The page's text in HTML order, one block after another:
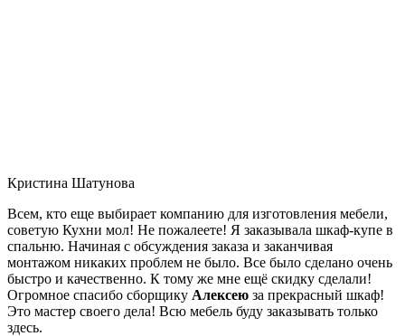
Кристина Шатунова
Всем, кто еще выбирает компанию для изготовления мебели,
советую Кухни мол! Не пожалеете! Я заказывала шкаф-купе в
спальню. Начиная с обсуждения заказа и заканчивая
монтажом никаких проблем не было. Все было сделано очень
быстро и качественно. К тому же мне ещё скидку сделали!
Огромное спасибо сборщику Алексею за прекрасный шкаф!
Это мастер своего дела! Всю мебель буду заказывать только
здесь.